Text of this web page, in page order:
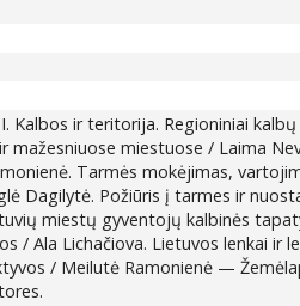
ir teritorija. Regioniniai
miestuose / Laima
Tarmės mokėjimas,
Dagilytė. Požiūris į tarmes ir
miestų gyventojų kalbinės
/ Ala Lichačiova. Lietuvos lenkai
/ Meilutė Ramonienė —